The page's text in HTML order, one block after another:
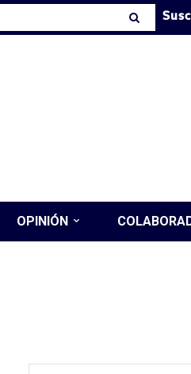
OPINIÓN